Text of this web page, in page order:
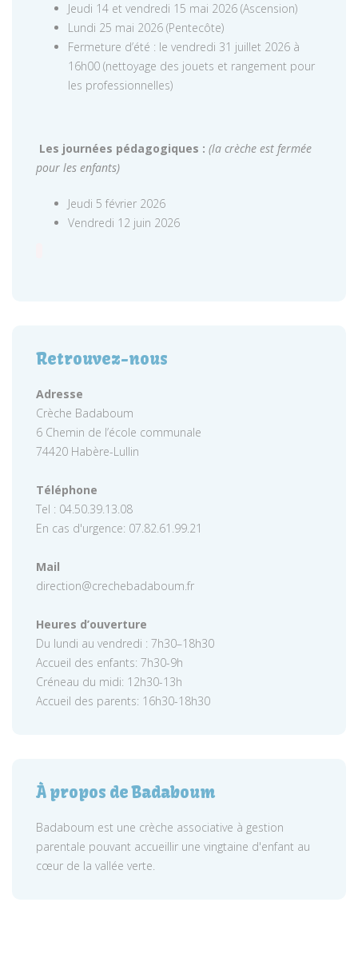
Jeudi 14 et vendredi 15 mai 2026 (Ascension)
Lundi 25 mai 2026 (Pentecôte)
Fermeture d’été : le vendredi 31 juillet 2026 à
16h00 (nettoyage des jouets et rangement pour
les professionnelles)
Les journées pédagogiques : (la crèche est fermée
pour les enfants)
Jeudi 5 février 2026
Vendredi 12 juin 2026
Retrouvez-nous
Adresse
Crèche Badaboum
6 Chemin de l’école communale
74420 Habère-Lullin
Téléphone
Tel : 04.50.39.13.08
En cas d'urgence: 07.82.61.99.21
Mail
direction@crechebadaboum.fr
Heures d’ouverture
Du lundi au vendredi : 7h30–18h30
Accueil des enfants: 7h30-9h
Créneau du midi: 12h30-13h
Accueil des parents: 16h30-18h30
À propos de Badaboum
Badaboum est une crèche associative à gestion
parentale pouvant accueillir une vingtaine d'enfant au
cœur de la vallée verte.